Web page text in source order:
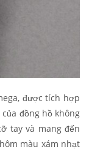
được tích hợp
đồng hồ không
tay và mang đến
màu xám nhạt